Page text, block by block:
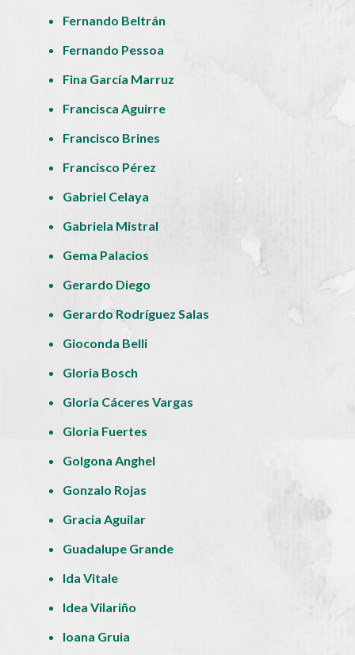
Fernando Beltrán
Fernando Pessoa
Fina García Marruz
Francisca Aguirre
Francisco Brines
Francisco Pérez
Gabriel Celaya
Gabriela Mistral
Gema Palacios
Gerardo Diego
Gerardo Rodríguez Salas
Gioconda Belli
Gloria Bosch
Gloria Cáceres Vargas
Gloria Fuertes
Golgona Anghel
Gonzalo Rojas
Gracia Aguilar
Guadalupe Grande
Ida Vitale
Idea Vilariño
Ioana Gruia